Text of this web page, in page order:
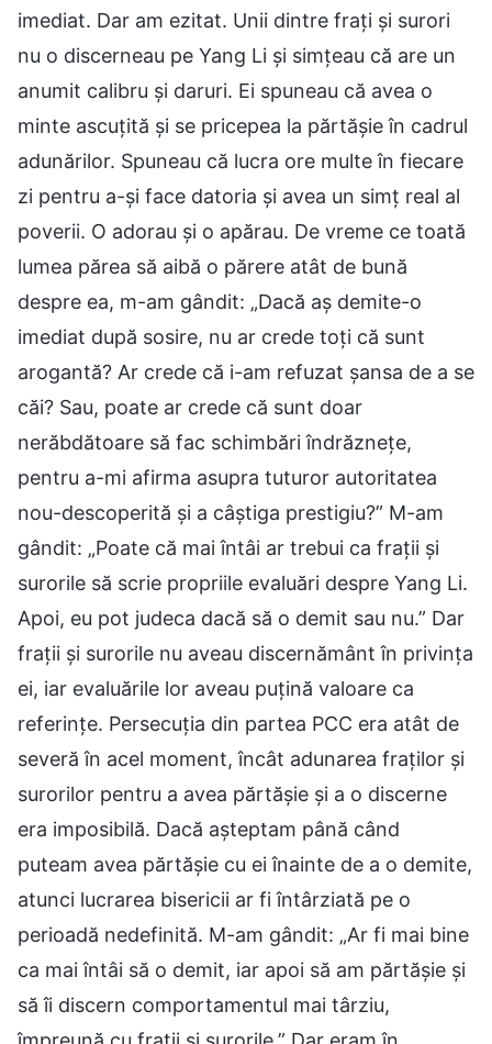
imediat. Dar am ezitat. Unii dintre frați și surori
nu o discerneau pe Yang Li și simțeau că are un
anumit calibru și daruri. Ei spuneau că avea o
minte ascuțită și se pricepea la părtășie în cadrul
adunărilor. Spuneau că lucra ore multe în fiecare
zi pentru a-și face datoria și avea un simț real al
poverii. O adorau și o apărau. De vreme ce toată
lumea părea să aibă o părere atât de bună
despre ea, m-am gândit: „Dacă aș demite-o
imediat după sosire, nu ar crede toți că sunt
arogantă? Ar crede că i-am refuzat șansa de a se
căi? Sau, poate ar crede că sunt doar
nerăbdătoare să fac schimbări îndrăznețe,
pentru a-mi afirma asupra tuturor autoritatea
nou-descoperită și a câștiga prestigiu?” M-am
gândit: „Poate că mai întâi ar trebui ca frații și
surorile să scrie propriile evaluări despre Yang Li.
Apoi, eu pot judeca dacă să o demit sau nu.” Dar
frații și surorile nu aveau discernământ în privința
ei, iar evaluările lor aveau puțină valoare ca
referințe. Persecuția din partea PCC era atât de
severă în acel moment, încât adunarea fraților și
surorilor pentru a avea părtășie și a o discerne
era imposibilă. Dacă așteptam până când
puteam avea părtășie cu ei înainte de a o demite,
atunci lucrarea bisericii ar fi întârziată pe o
perioadă nedefinită. M-am gândit: „Ar fi mai bine
ca mai întâi să o demit, iar apoi să am părtășie și
să îi discern comportamentul mai târziu,